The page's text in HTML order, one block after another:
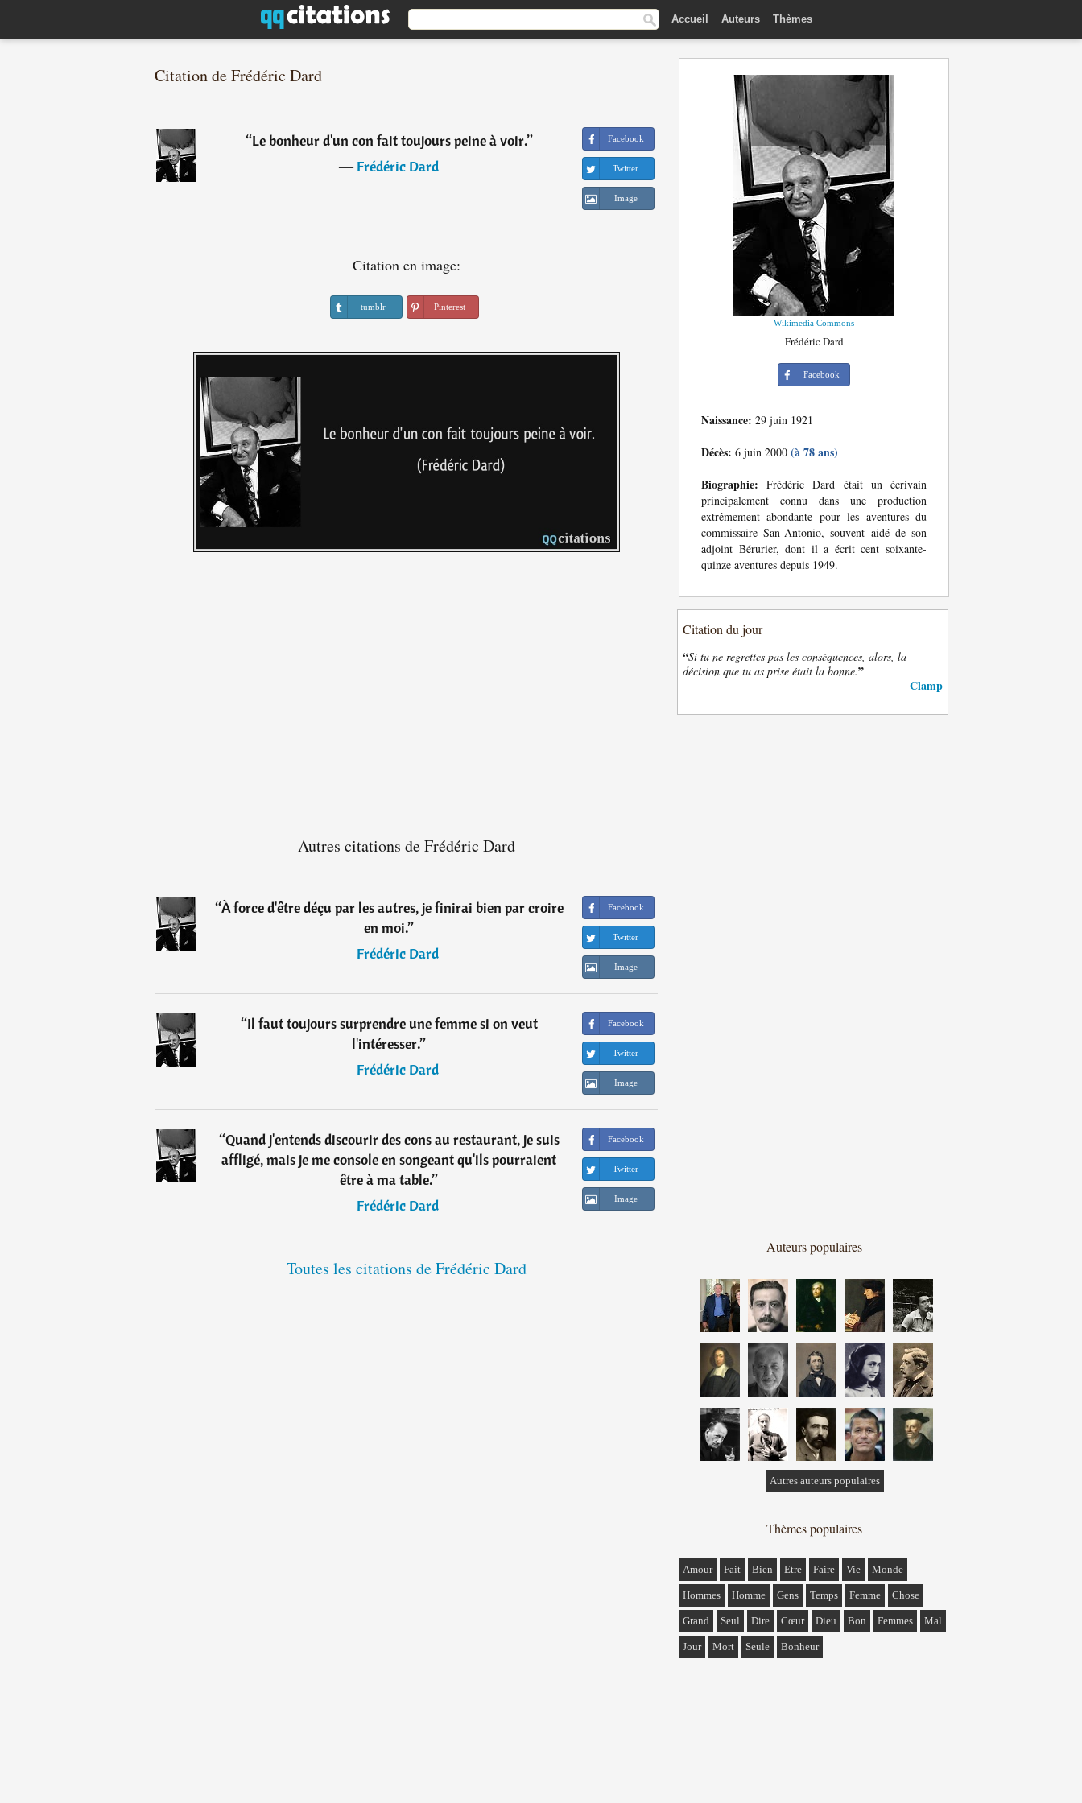
Accueil Auteurs Thèmes
Citation de Frédéric Dard
“Le bonheur d'un con fait toujours peine à voir.”
―Frédéric Dard
Facebook
Twitter
Image
Citation en image:
tumblr Pinterest
Autres citations de Frédéric Dard
“À force d'être déçu par les autres, je finirai bien par croire
en moi.”
―Frédéric Dard
Facebook
Twitter
Image
“Il faut toujours surprendre une femme si on veut
l'intéresser.”
―Frédéric Dard
Facebook
Twitter
Image
“Quand j'entends discourir des cons au restaurant, je suis
affligé, mais je me console en songeant qu'ils pourraient
être à ma table.”
―Frédéric Dard
Facebook
Twitter
Image
Toutes les citations de Frédéric Dard
Wikimedia Commons
Frédéric Dard
Facebook
Naissance: 29 juin 1921
Décès: 6 juin 2000 (à 78 ans)
Biographie: Frédéric Dard était un écrivain
principalement connu dans une production
extrêmement abondante pour les aventures du
commissaire San-Antonio, souvent aidé de son
adjoint Bérurier, dont il a écrit cent soixante-
quinze aventures depuis 1949.
Citation du jour
“Si tu ne regrettes pas les conséquences, alors, la
décision que tu as prise était la bonne.”
— Clamp
Auteurs populaires
Autres auteurs populaires
Thèmes populaires
Amour Fait Bien Etre Faire Vie Monde
Hommes Homme Gens Temps Femme Chose
Grand Seul Dire Cœur Dieu Bon Femmes Mal
Jour Mort Seule Bonheur